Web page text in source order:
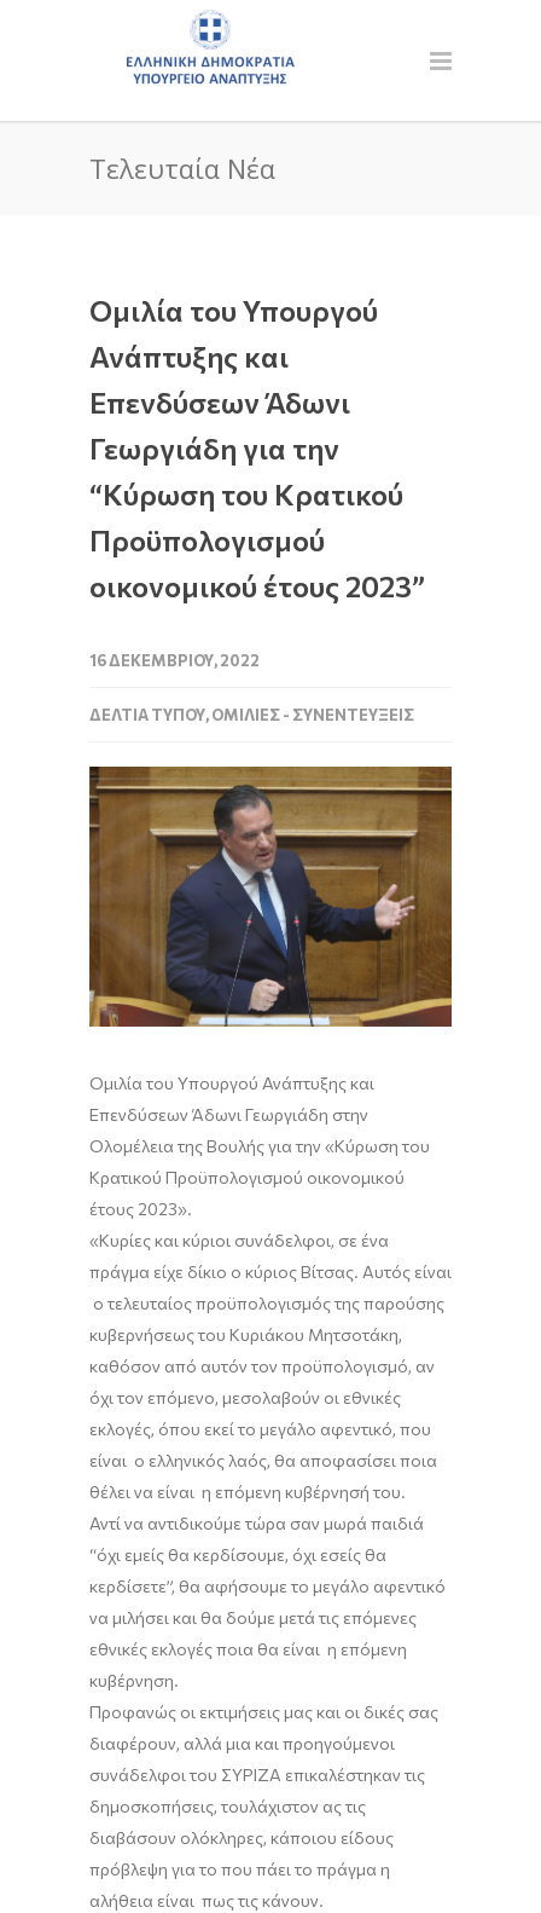
Τελευταία Νέα
Ομιλία του Υπουργού
Ανάπτυξης και
Επενδύσεων Άδωνι
Γεωργιάδη για την
“Κύρωση του Κρατικού
Προϋπολογισμού
οικονομικού έτους 2023”
16 ΔΕΚΕΜΒΡΊΟΥ, 2022
ΔΕΛΤΊΑ ΤΎΠΟΥ,ΟΜΙΛΊΕΣ - ΣΥΝΕΝΤΕΎΞΕΙΣ
Ομιλία του Υπουργού Ανάπτυξης και
Επενδύσεων Άδωνι Γεωργιάδη στην
Ολομέλεια της Βουλής για την «Κύρωση του
Κρατικού Προϋπολογισμού οικονομικού
έτους 2023».
«Κυρίες και κύριοι συνάδελφοι, σε ένα
πράγμα είχε δίκιο ο κύριος Βίτσας. Αυτός είναι
ο τελευταίος προϋπολογισμός της παρούσης
κυβερνήσεως του Κυριάκου Μητσοτάκη,
καθόσον από αυτόν τον προϋπολογισμό, αν
όχι τον επόμενο, μεσολαβούν οι εθνικές
εκλογές, όπου εκεί το μεγάλο αφεντικό, που
είναι ο ελληνικός λαός, θα αποφασίσει ποια
θέλει να είναι η επόμενη κυβέρνησή του.
Αντί να αντιδικούμε τώρα σαν μωρά παιδιά
“όχι εμείς θα κερδίσουμε, όχι εσείς θα
κερδίσετε”, θα αφήσουμε το μεγάλο αφεντικό
να μιλήσει και θα δούμε μετά τις επόμενες
εθνικές εκλογές ποια θα είναι η επόμενη
κυβέρνηση.
Προφανώς οι εκτιμήσεις μας και οι δικές σας
διαφέρουν, αλλά μια και προηγούμενοι
συνάδελφοι του ΣΥΡΙΖΑ επικαλέστηκαν τις
δημοσκοπήσεις, τουλάχιστον ας τις
διαβάσουν ολόκληρες, κάποιου είδους
πρόβλεψη για το που πάει το πράγμα η
αλήθεια είναι πως τις κάνουν.